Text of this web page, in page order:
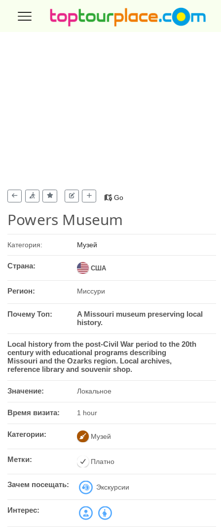
Go
Powers Museum
Категория: Музей
Страна: США
Регион: Миссури
Почему Топ:
A Missouri museum preserving local
history.
Local history from the post-Civil War period to the 20th
century with educational programs describing
Missouri and the Ozarks region. Local archives,
reference library and souvenir shop.
Значение: Локальное
Время визита: 1 hour
Категории: Музей
Метки: Платно
Зачем посещать: Экскурсии
Интерес: